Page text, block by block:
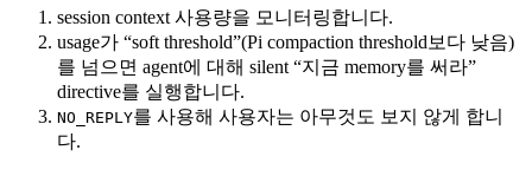
session context 사용량을 모니터링합니다.
usage가 “soft threshold”(Pi compaction threshold보다 낮음)
를 넘으면 agent에 대해 silent “지금 memory를 써라”
directive를 실행합니다.
NO_REPLY를 사용해 사용자는 아무것도 보지 않게 합니
다.